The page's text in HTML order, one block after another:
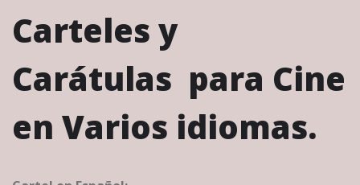
Carteles y
Carátulas para Cine
en Varios idiomas.